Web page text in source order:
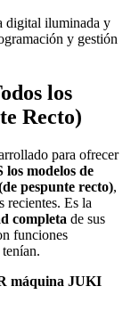
digital iluminada y
y gestión
los
Recto)
para ofrecer
los modelos de
pespunte recto),
recientes. Es la
completa de sus
funciones
máquina JUKI